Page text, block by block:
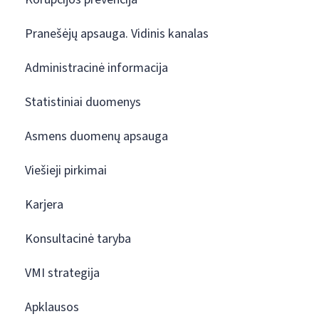
Pranešėjų apsauga. Vidinis kanalas
Administracinė informacija
Statistiniai duomenys
Asmens duomenų apsauga
Viešieji pirkimai
Karjera
Konsultacinė taryba
VMI strategija
Apklausos